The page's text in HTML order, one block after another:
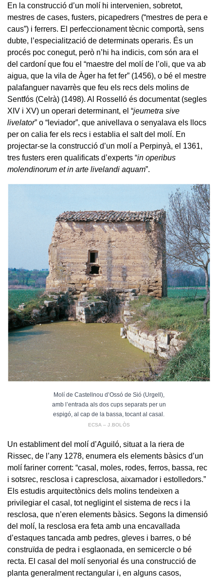
En la construcció d’un molí hi intervenien, sobretot,
mestres de cases, fusters, picapedrers (“mestres de pera e
caus”) i ferrers. El perfeccionament tècnic comportà, sens
dubte, l’especialització de determinats operaris. És un
procés poc conegut, però n’hi ha indicis, com són ara el
del cardoní que fou el “maestre del molí de l’oli, que va ab
aigua, que la vila de Àger ha fet fer” (1456), o bé el mestre
palafanguer navarrès que feu els recs dels molins de
Sentfós (Celrà) (1498). Al Rosselló és documentat (segles
XIV i XV) un operari determinant, el “jeumetra sive
livelator” o “leviador”, que anivellava o senyalava els llocs
per on calia fer els recs i establia el salt del molí. En
projectar-se la construcció d’un molí a Perpinyà, el 1361,
tres fusters eren qualificats d’experts “in operibus
molendinorum et in arte livelandi aquam”.
Molí de Castellnou d’Ossó de Sió (Urgell),
amb l’entrada als dos cups separats per un
espigó, al cap de la bassa, tocant al casal.
ECSA – J.BOLÒS
Un establiment del molí d’Aguiló, situat a la riera de
Rissec, de l’any 1278, enumera els elements bàsics d’un
molí fariner corrent: “casal, moles, rodes, ferros, bassa, rec
i sotsrec, resclosa i capresclosa, aixarnador i estolledors.”
Els estudis arquitectònics dels molins tendeixen a
privilegiar el casal, tot negligint el sistema de recs i la
resclosa, que n’eren elements bàsics. Segons la dimensió
del molí, la resclosa era feta amb una encavallada
d’estaques tancada amb pedres, gleves i barres, o bé
construïda de pedra i esglaonada, en semicercle o bé
recta. El casal del molí senyorial és una construcció de
planta generalment rectangular i, en alguns casos,